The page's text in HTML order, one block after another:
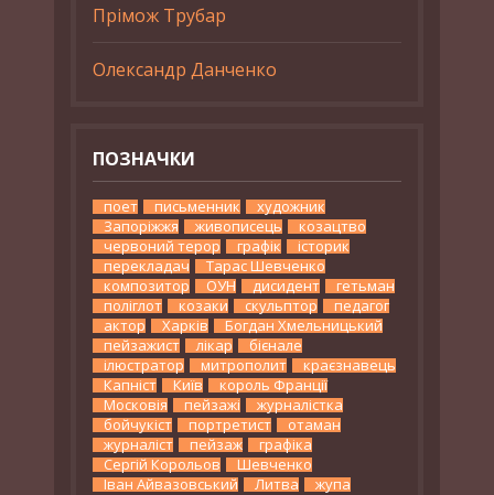
Прімож Трубар
Олександр Данченко
ПОЗНАЧКИ
поет письменник
художник
Запоріжжя
живописець
козацтво
червоний терор
графік
історик
перекладач
Тарас Шевченко
композитор
ОУН дисидент
гетьман
поліглот
козаки скульптор
педагог
актор
Харків
Богдан Хмельницький
пейзажист
лікар
бієнале
ілюстратор
митрополит
краєзнавець
Капніст
Київ
король Франції
Московія
пейзажі
журналістка
бойчукіст
портретист
отаман
журналіст
пейзаж
графіка
Сергій Корольов
Шевченко
Іван Айвазовський
Литва жупа